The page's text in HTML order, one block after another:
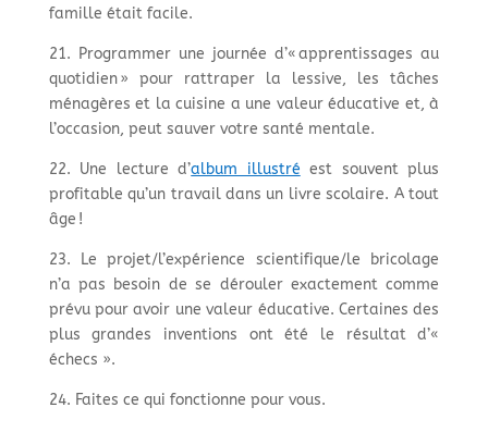
famille était facile.
21. Programmer une journée d’« apprentissages au
quotidien » pour rattraper la lessive, les tâches
ménagères et la cuisine a une valeur éducative et, à
l’occasion, peut sauver votre santé mentale.
22. Une lecture d’album illustré est souvent plus
profitable qu’un travail dans un livre scolaire. A tout
âge !
23. Le projet/l’expérience scientifique/le bricolage
n’a pas besoin de se dérouler exactement comme
prévu pour avoir une valeur éducative. Certaines des
plus grandes inventions ont été le résultat d’«
échecs ».
24. Faites ce qui fonctionne pour vous.